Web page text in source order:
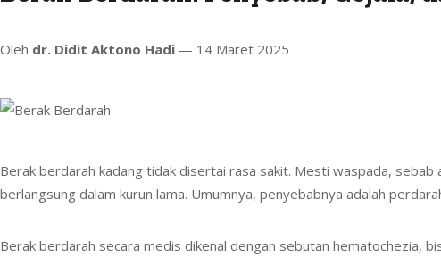
Oleh dr. Didit Aktono Hadi — 14 Maret 2025
Berak berdarah kadang tidak disertai rasa sakit. Mesti waspada,
berlangsung dalam kurun lama. Umumnya, penyebabnya adalah
Berak berdarah secara medis dikenal dengan sebutan hematochezia,